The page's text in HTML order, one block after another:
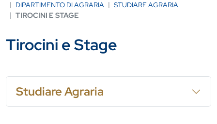
DIPARTIMENTO DI AGRARIA
STUDIARE AGRARIA
TIROCINI E STAGE
Tirocini e Stage
Studiare Agraria